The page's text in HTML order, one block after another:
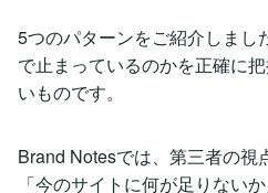
5つのパターンをご紹介しまし
で止まっているのかを正確に
いものです。
Brand Notesでは、第三者の視
「今のサイトに何が足りない